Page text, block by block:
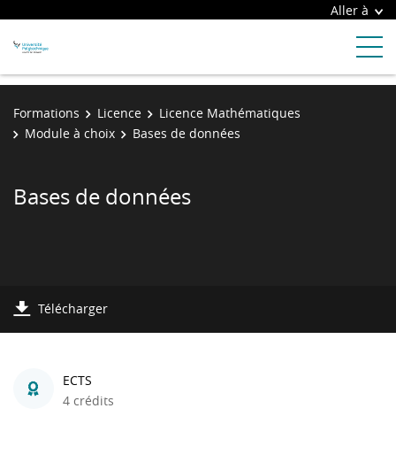
Aller à
Formations Licence
Licence Mathématiques
Module à choix
Bases de données
Bases de données
Télécharger
ECTS
4 crédits